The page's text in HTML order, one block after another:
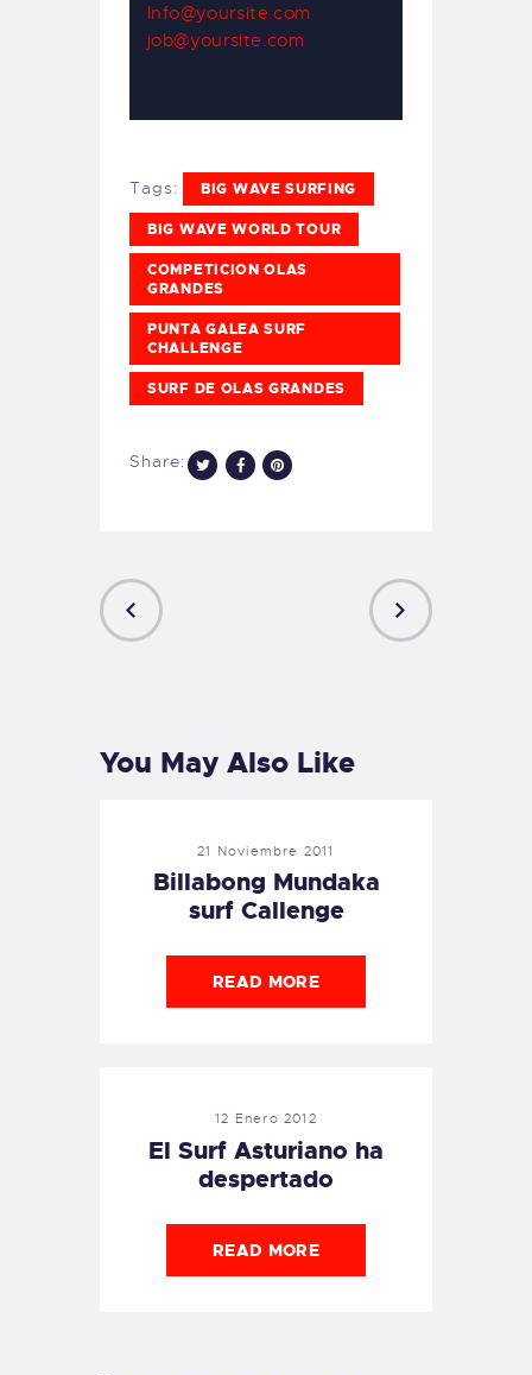
Info@yoursite.com
job@yoursite.com
Tags: BIG WAVE SURFING
BIG WAVE WORLD TOUR
COMPETICION OLAS
GRANDES
PUNTA GALEA SURF
CHALLENGE
SURF DE OLAS GRANDES
Share:
You May Also Like
21 Noviembre 2011
Billabong Mundaka
surf Callenge
READ MORE
12 Enero 2012
El Surf Asturiano ha
despertado
READ MORE